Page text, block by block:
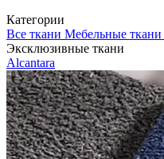
Категории
Все ткани Мебельные ткани
Эксклюзивные ткани
Alcantara